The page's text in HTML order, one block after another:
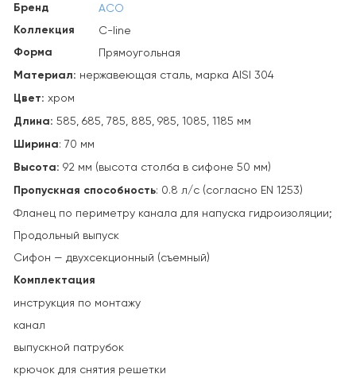
Бренд ACO
Коллекция C-line
Форма Прямоугольная
Материал: нержавеющая сталь, марка AISI 304
Цвет: хром
Длина: 585, 685, 785, 885, 985, 1085, 1185 мм
Ширина: 70 мм
Высота: 92 мм (высота столба в сифоне 50 мм)
Пропускная способность: 0.8 л/с (согласно EN 1253)
Фланец по периметру канала для напуска гидроизоляции;
Продольный выпуск
Cифон — двухсекционный (съемный)
Комплектация
инструкция по монтажу
канал
выпускной патрубок
крючок для снятия решетки